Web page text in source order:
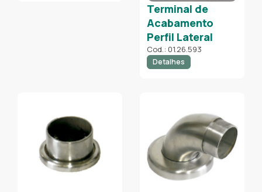
Terminal de
Acabamento
Perfil Lateral
Cod.: 01.26.593
Detalhes